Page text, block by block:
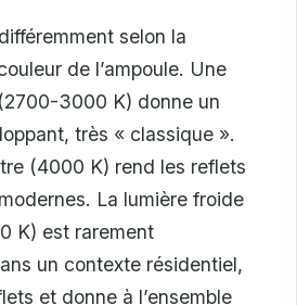
selon la
de l’ampoule. Une
3000 K) donne un
très « classique ».
(4000 K) rend les reflets
La lumière froide
K) est rarement
un contexte résidentiel,
et donne à l’ensemble